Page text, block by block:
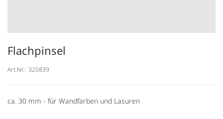
Flachpinsel
Art.Nr.: 320839
ca. 30 mm - für Wandfarben und Lasuren